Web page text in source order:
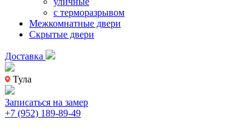
с терморазрывом
Межкомнатные двери
Скрытые двери
Доставка
Тула
Записаться на замер
+7 (952) 189-89-49